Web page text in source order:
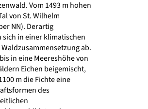
Vom 1493 m hohen
von St. Wilhelm
NN). Derartig
in einer klimatischen
ab.
in eine Meereshöhe von
Eichen beigemischt,
m die Fichte eine
des